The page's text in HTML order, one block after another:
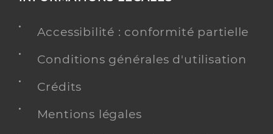
Accessibilité : conformité partielle
Conditions générales d'utilisation
Crédits
Mentions légales